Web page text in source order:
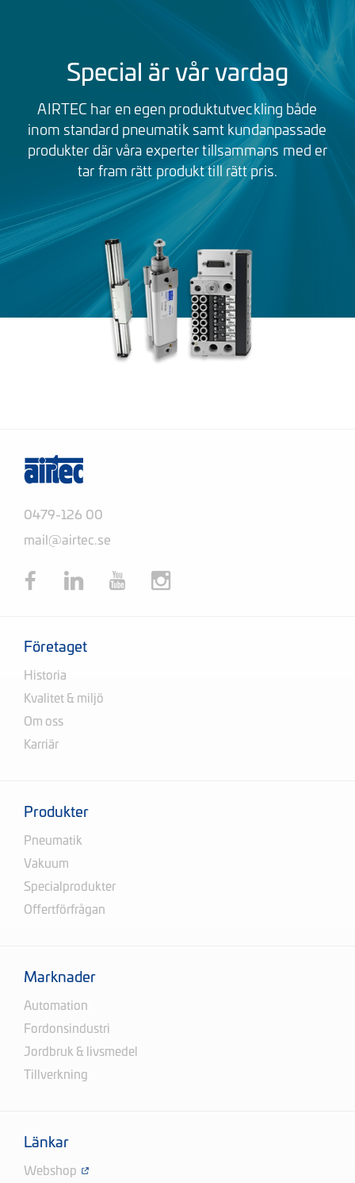
Special är vår vardag
AIRTEC har en egen produktutveckling både
inom standard pneumatik samt kundanpassade
produkter där våra experter tillsammans med er
tar fram rätt produkt till rätt pris.
0479-126 00
mail@airtec.se
Företaget
Historia
Kvalitet & miljö
Om oss
Karriär
Produkter
Pneumatik
Vakuum
Specialprodukter
Offertförfrågan
Marknader
Automation
Fordonsindustri
Jordbruk & livsmedel
Tillverkning
Länkar
Webshop